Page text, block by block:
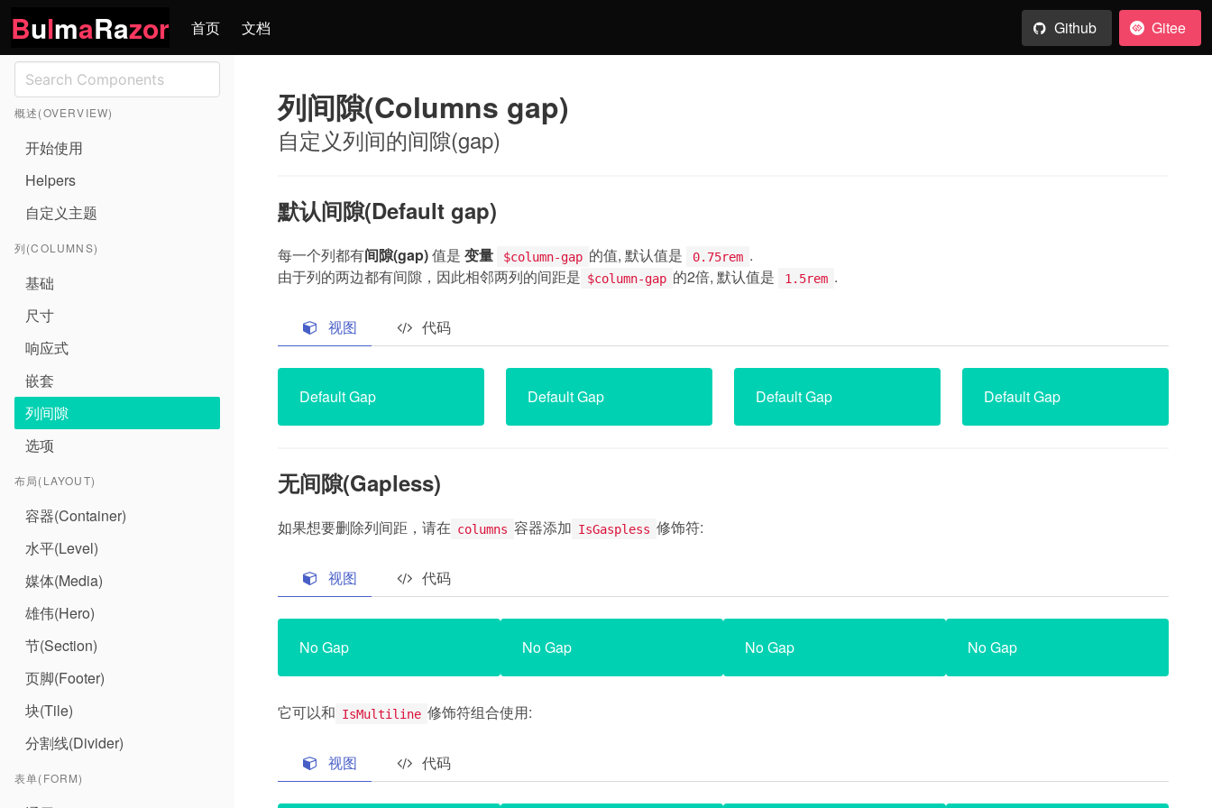
BulmaRazor 首页 文档 Github Gitee
概述(OVERVIEW)
开始使用
Helpers
自定义主题
列(COLUMNS)
基础
尺寸
响应式
嵌套
列间隙
选项
布局(LAYOUT)
容器(Container)
水平(Level)
媒体(Media)
雄伟(Hero)
节(Section)
页脚(Footer)
块(Tile)
分割线(Divider)
表单(FORM)
列间隙(Columns gap)
自定义列间的间隙(gap)
默认间隙(Default gap)
每一个列都有间隙(gap)值是 变量 $column-gap 的值, 默认值是 0.75rem .
由于列的两边都有间隙，因此相邻两列的间距是 $column-gap 的2倍, 默认值是 1.5rem .
视图 代码
Default Gap Default Gap Default Gap Default Gap
无间隙(Gapless)
如果想要删除列间距，请在 columns 容器添加 IsGaspless 修饰符:
视图 代码
No Gap No Gap No Gap No Gap
它可以和 IsMultiline 修饰符组合使用:
视图 代码